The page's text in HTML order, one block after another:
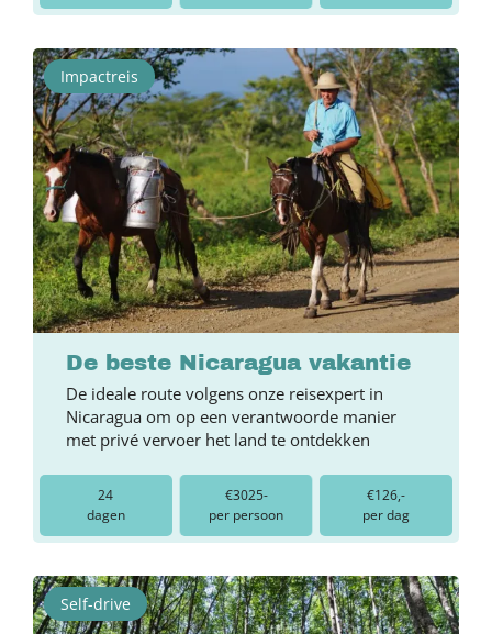
Impactreis
De beste Nicaragua vakantie
De ideale route volgens onze reisexpert in
Nicaragua om op een verantwoorde manier
met privé vervoer het land te ontdekken
24
dagen
€3025-
per persoon
€126,-
per dag
Self-drive